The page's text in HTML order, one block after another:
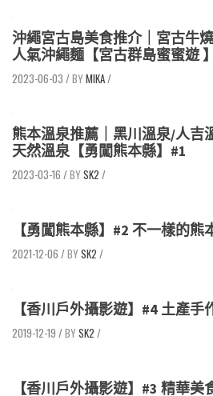
沖繩宮古島美食推介｜宮古牛
人氣沖繩麵【宮古群島蜜蜜遊
2023-06-03 / MIKA/
熊本溫泉推薦｜黑川溫泉/人吉
天然溫泉【勇闖熊本縣】#1
2023-03-16 / SK2 /
【勇闖熊本縣】#2 不一樣的
2021-12-06 / SK2 /
【香川戶外攝影遊】#4 土產手
2019-12-19 / SK2 /
【香川戶外攝影遊】#3 精華美